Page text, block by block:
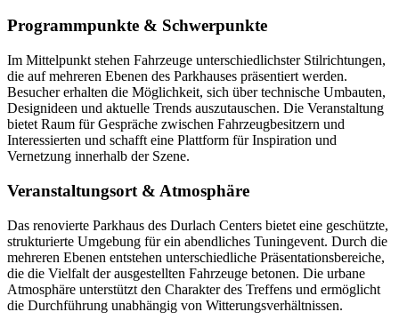
Programmpunkte & Schwerpunkte
Im Mittelpunkt stehen Fahrzeuge unterschiedlichster Stilrichtungen,
die auf mehreren Ebenen des Parkhauses präsentiert werden.
Besucher erhalten die Möglichkeit, sich über technische Umbauten,
Designideen und aktuelle Trends auszutauschen. Die Veranstaltung
bietet Raum für Gespräche zwischen Fahrzeugbesitzern und
Interessierten und schafft eine Plattform für Inspiration und
Vernetzung innerhalb der Szene.
Veranstaltungsort & Atmosphäre
Das renovierte Parkhaus des Durlach Centers bietet eine geschützte,
strukturierte Umgebung für ein abendliches Tuningevent. Durch die
mehreren Ebenen entstehen unterschiedliche Präsentationsbereiche,
die die Vielfalt der ausgestellten Fahrzeuge betonen. Die urbane
Atmosphäre unterstützt den Charakter des Treffens und ermöglicht
die Durchführung unabhängig von Witterungsverhältnissen.